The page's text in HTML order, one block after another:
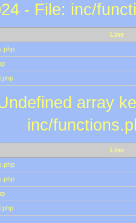
- File: inc/
Line
array
inc/
Line